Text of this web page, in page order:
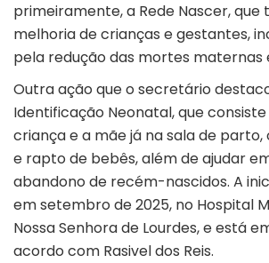
primeiramente, a Rede Nascer, que
melhoria de crianças e gestantes,
pela redução das mortes maternas
Outra ação que o secretário
Identificação Neonatal, que
criança e a mãe já na sala de
e rapto de bebês, além de ajudar
abandono de recém-nascidos. A
em setembro de 2025, no Hospital
Nossa Senhora de Lourdes, e está
acordo com Rasivel dos Reis.